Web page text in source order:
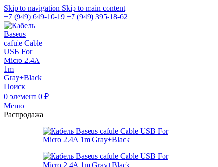
Skip to navigation Skip to main content
+7 (949) 649-10-19 +7 (949) 395-18-62
Поиск
0 элемент 0 ₽
Меню
Распродажа